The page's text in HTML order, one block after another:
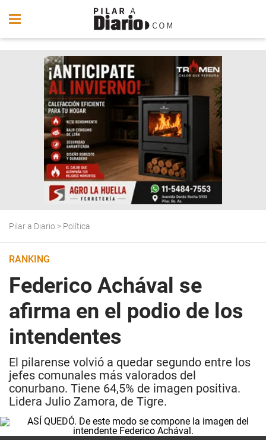
Pilar a Diario > Política
RANKING
Federico Achával se
afirma en el podio de los
intendentes
El pilarense volvió a quedar segundo entre los
jefes comunales más valorados del
conurbano. Tiene 64,5% de imagen positiva.
Lidera Julio Zamora, de Tigre.